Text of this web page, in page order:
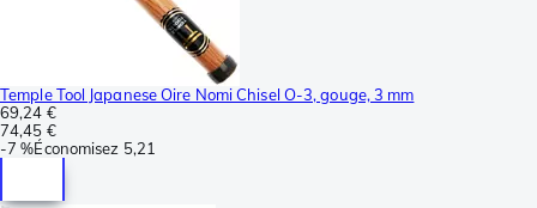
Temple Tool Japanese Oire Nomi Chisel O-3, gouge, 3 mm
69,24 €
74,45 €
-7 %Économisez 5,21